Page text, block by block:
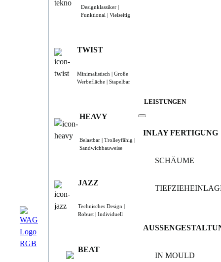
Designklassiker |
Funktional | Vielseitig
TWIST
Minimalistisch | Große
Werbefläche | Stapelbar
HEAVY
Belastbar | Trolleyfähig |
Sandwichbauweise
JAZZ
Technisches Design |
Robust | Individuell
BEAT
LEISTUNGEN
INLAY FERTIGUNG
SCHÄUME
IN MOULD